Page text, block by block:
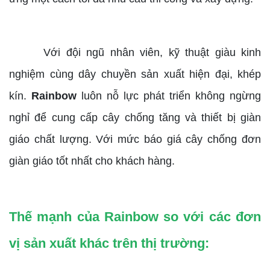
Với đội ngũ nhân viên, kỹ thuật giàu kinh
nghiệm cùng dây chuyền sản xuất hiện đại, khép
kín. Rainbow luôn nỗ lực phát triển không ngừng
nghỉ để cung cấp cây chống tăng và thiết bị giàn
giáo chất lượng. Với mức báo giá cây chống đơn
giàn giáo tốt nhất cho khách hàng.
Thế mạnh của Rainbow so với các đơn
vị sản xuất khác trên thị trường: